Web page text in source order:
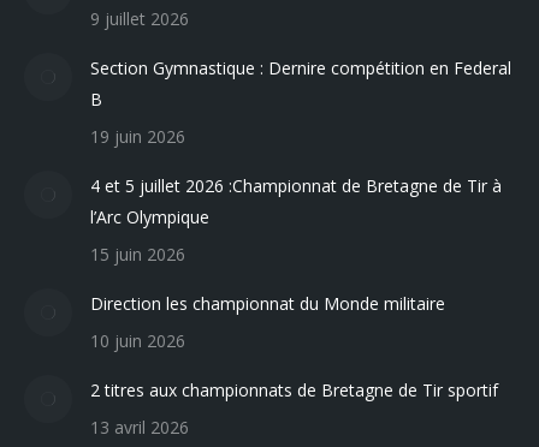
9 juillet 2026
Section Gymnastique : Dernire compétition en Federal
B
19 juin 2026
4 et 5 juillet 2026 :Championnat de Bretagne de Tir à
l’Arc Olympique
15 juin 2026
Direction les championnat du Monde militaire
10 juin 2026
2 titres aux championnats de Bretagne de Tir sportif
13 avril 2026